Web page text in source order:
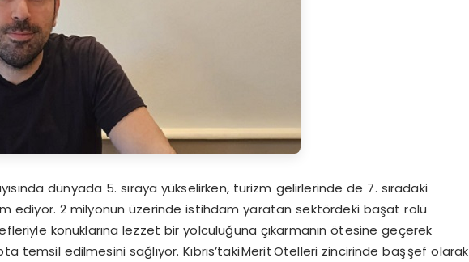
dünyada 5. sıraya yükselirken, turizm gelirlerinde de 7. sıradaki
ediyor. 2 milyonun üzerinde istihdam yaratan sektördeki başat rolü
konuklarına lezzet bir yolculuğuna çıkarmanın ötesine geçerek
temsil edilmesini sağlıyor. Kıbrıs’taki Merit Otelleri zincirinde baş şef olarak